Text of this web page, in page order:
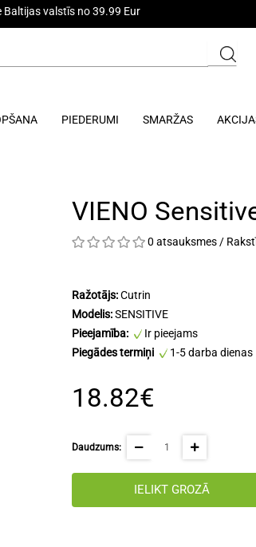
Baltijas valstīs no 39.99 Eur
PIEDERUMI SMARŽAS
VIENO
0 atsauksmes /
Ražotājs:Cutrin
Modelis:SENSITIVE
Pieejamība:
Ir pieejams
Piegādes termiņi
1-5 darba dienas
18.82€
Daudzums:
IELIKT GROZĀ